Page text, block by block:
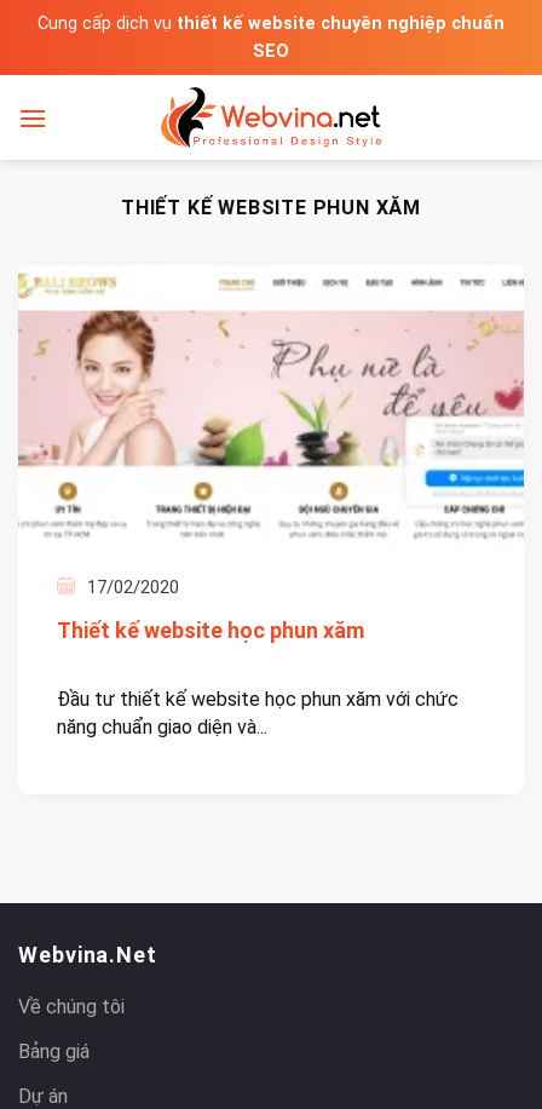
nội
dung
Cung cấp dịch vụ thiết kế website chuyên nghiệp chuẩn
SEO
THIẾT KẾ WEBSITE PHUN XĂM
17/02/2020
Thiết kế website học phun xăm
Đầu tư thiết kế website học phun xăm với chức
năng chuẩn giao diện và...
Webvina.net
Về chúng tôi
Bảng giá
Dự án